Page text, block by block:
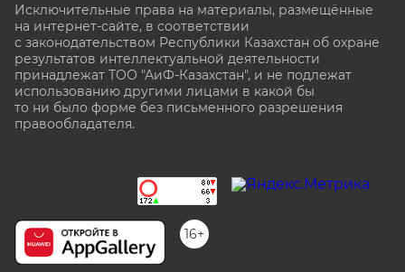
Исключительные права на материалы, размещённые
на интернет-сайте, в соответствии
с законодательством Республики Казахстан об охране
результатов интеллектуальной деятельности
принадлежат ТОО "АиФ-Казахстан", и не подлежат
использованию другими лицами в какой бы
то ни было форме без письменного разрешения
правообладателя.
16+